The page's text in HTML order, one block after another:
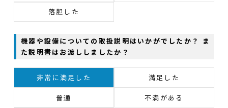
落胆した
機器や設備についての取扱説明はいかがでしたか？ ま
た説明書はお渡ししましたか？
非常に満足した 満足した
普通 不満がある